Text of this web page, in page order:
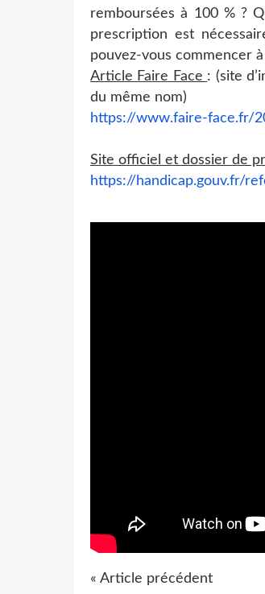
remboursées à 100 % ?
prescription est
pouvez-vous commencer
Article Faire Face : (site
du même nom)
https://www.faire-face.fr/
Site officiel et dossier de
https://handicap.gouv.fr/
« Article précédent